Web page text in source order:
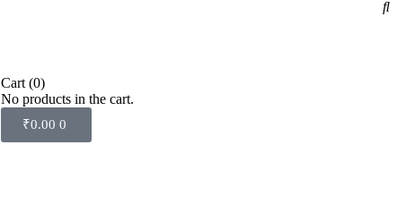
Cart (0)
No products in the cart.
₹0.00 0